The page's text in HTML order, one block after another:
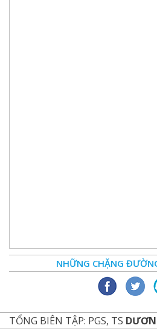
NHỮNG CHẶNG
TỔNG BIÊN TẬP: PGS, TS